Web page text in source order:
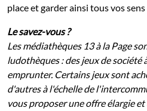
place et garder ainsi tous vos
Le savez-vous ?
Les médiathèques 13 à la Page
ludothèques : des jeux de société
emprunter. Certains jeux sont
d'autres à l'échelle de
vous proposer une offre élargie